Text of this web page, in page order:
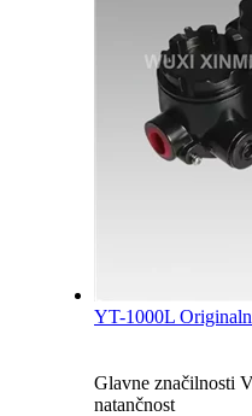
YT-1000L
Glavne značilnosti
natančnost